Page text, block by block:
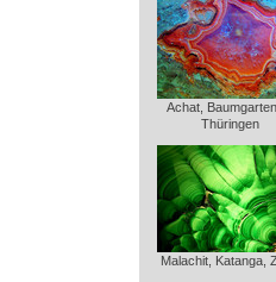
Achat,
Thüringen
Malachit, Katanga,